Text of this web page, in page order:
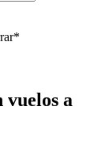
vuelos a